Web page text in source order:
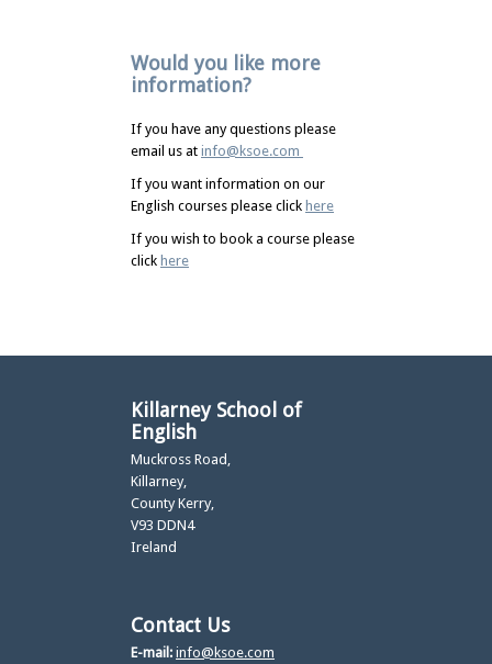
Would you like more
information?
If you have any questions please
email us at info@ksoe.com
If you want information on our
English courses please click here
If you wish to book a course please
click here
Killarney School of
English
Muckross Road,
Killarney,
County Kerry,
V93 DDN4
Ireland
Contact Us
E-mail: info@ksoe.com